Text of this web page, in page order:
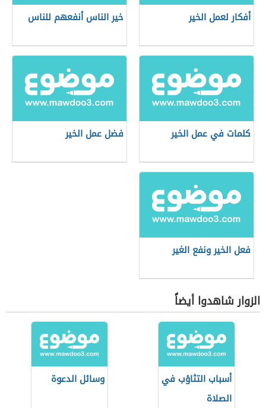
أفكار لعمل الخير خير الناس أنفعهم للناس
كلمات في عمل الخير فضل عمل الخير
فعل الخير ونفع الغير
الزوار شاهدوا أيضاً
أسباب التثاؤب في
الصلاة
وسائل الدعوة